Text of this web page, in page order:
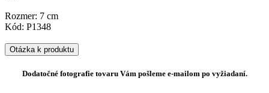
Rozmer: 7 cm
Kód: P1348
Otázka k produktu
Dodatočné fotografie tovaru Vám pošleme e-mailom po vyžiadaní.